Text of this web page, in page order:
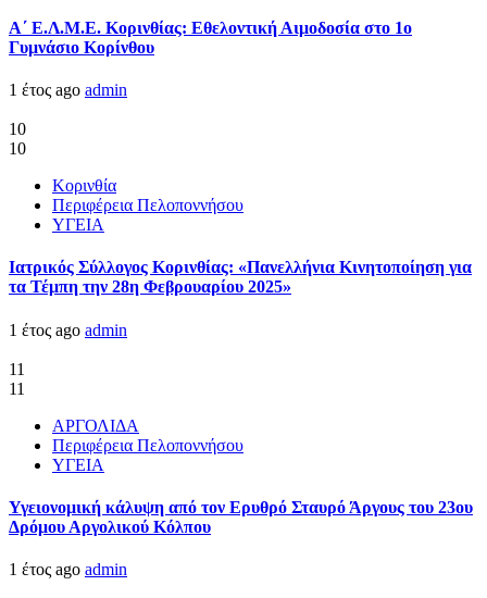
Α΄ Ε.Λ.Μ.Ε. Κορινθίας: Εθελοντική Αιμοδοσία στο 1ο
Γυμνάσιο Κορίνθου
1 έτος ago admin
10
10
Κορινθία
Περιφέρεια Πελοποννήσου
ΥΓΕΙΑ
Ιατρικός Σύλλογος Κορινθίας: «Πανελλήνια Κινητοποίηση για
τα Τέμπη την 28η Φεβρουαρίου 2025»
1 έτος ago admin
11
11
ΑΡΓΟΛΙΔΑ
Περιφέρεια Πελοποννήσου
ΥΓΕΙΑ
Υγειονομική κάλυψη από τον Ερυθρό Σταυρό Άργους του 23ου
Δρόμου Αργολικού Κόλπου
1 έτος ago admin